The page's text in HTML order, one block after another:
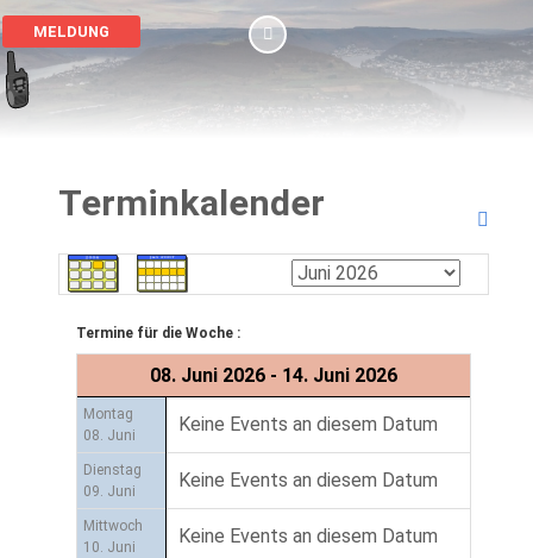
MELDUNG
Terminkalender
Termine für die Woche :
08. Juni 2026 - 14. Juni 2026
Montag
08. Juni
Keine Events an diesem Datum
Dienstag
09. Juni
Keine Events an diesem Datum
Mittwoch
10. Juni
Keine Events an diesem Datum